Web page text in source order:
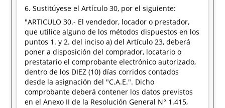
6. Sustitúyese el Artículo 30, por el siguiente:
"ARTICULO 30.- El vendedor, locador o prestador,
que utilice alguno de los métodos dispuestos en los
puntos 1. y 2. del inciso a) del Artículo 23, deberá
poner a disposición del comprador, locatario o
prestatario el comprobante electrónico autorizado,
dentro de los DIEZ (10) días corridos contados
desde la asignación del "C.A.E.". Dicho
comprobante deberá contener los datos previstos
en el Anexo II de la Resolución General N° 1.415,